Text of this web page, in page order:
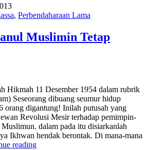
, Perbendaharaan Lama
Muslimin Tetap
Hikmah 11 Desember 1954 dalam rubrik
Seseorang dibuang seumur hidup
orang digantung! Inilah putusah yang
Revolusi Mesir terhadap pemimpin-
dalam pada itu disiarkanlah
Ikhwan hendak berontak. Di mana-mana
readingCita-